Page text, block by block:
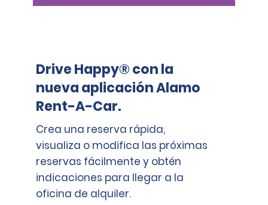
Drive Happy® con la
nueva aplicación Alamo
Rent-A-Car.
Crea una reserva rápida,
visualiza o modifica las próximas
reservas fácilmente y obtén
indicaciones para llegar a la
oficina de alquiler.